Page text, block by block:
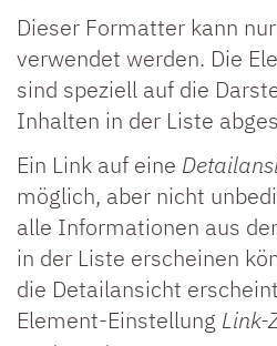
Dieser Formatter kann
verwendet werden. Die
sind speziell auf die
Inhalten in der Liste
Ein Link auf eine
möglich, aber nicht
alle Informationen aus
in der Liste erscheinen
die Detailansicht
Element-Einstellung Link-